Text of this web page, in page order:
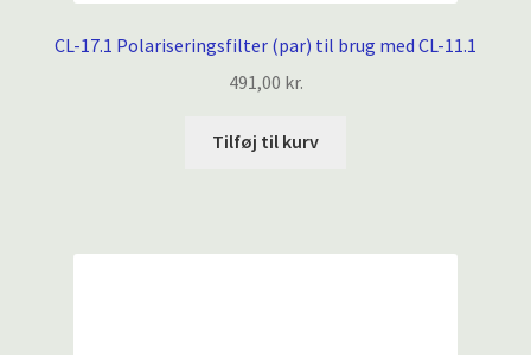
CL-17.1 Polariseringsfilter (par) til brug med CL-11.1
491,00 kr.
Tilføj til kurv